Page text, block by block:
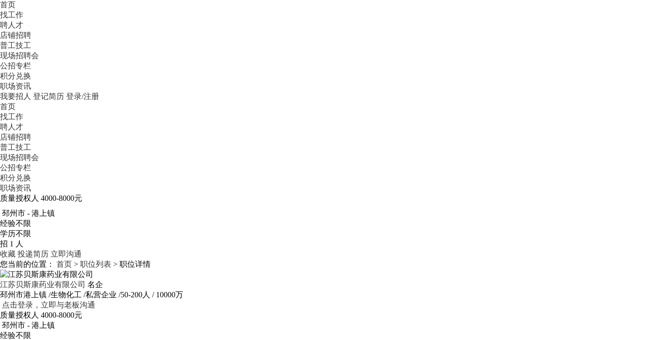
首页
找工作
聘人才
店铺招聘
普工技工
现场招聘会
公招专栏
积分兑换
职场资讯
我要招人 登记简历 登录/注册
首页
找工作
聘人才
店铺招聘
普工技工
现场招聘会
公招专栏
积分兑换
职场资讯
质量授权人 4000-8000元
邳州市 - 港上镇
经验不限
学历不限
招 1 人
收藏 投递简历 立即沟通
您当前的位置： 首页 > 职位列表 > 职位详情
江苏贝斯康药业有限公司 名企
邳州市港上镇 /生物化工 /私营企业 /50-200人 / 10000万
点击登录，立即与老板沟通
质量授权人 4000-8000元
邳州市 - 港上镇
经验不限